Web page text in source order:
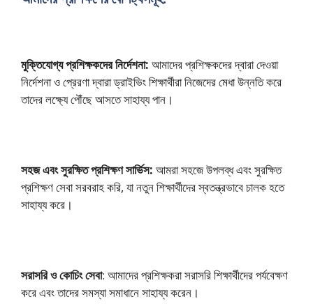
মুক্তিযোগ্য প্রশিক্ষকদের নির্দেশনা: আমাদের প্রশিক্ষকদের দ্বারা দেওয়া
নির্দেশনা ও প্রেরণা দ্বারা ড্রাইভিং শিক্ষার্থীরা নিজেদের মেধা উন্নতি করে
তাদের লক্ষ্যে পৌঁছে আসতে সাহায্য পান।
সহজ এবং সুরক্ষিত প্রশিক্ষণ সার্ভিস: আমরা সহজে উপলব্ধ এবং সুরক্ষিত
প্রশিক্ষণ সেবা সরবরাহ করি, যা নতুন শিক্ষার্থীদের স্বতন্ত্রভাবে চালক হতে
সাহায্য করে।
সরাসরি ও কোচিং সেবা: আমাদের প্রশিক্ষকরা সরাসরি শিক্ষার্থীদের পর্যবেক্ষণ
করে এবং তাদের সমস্যা সমাধানে সাহায্য করেন।